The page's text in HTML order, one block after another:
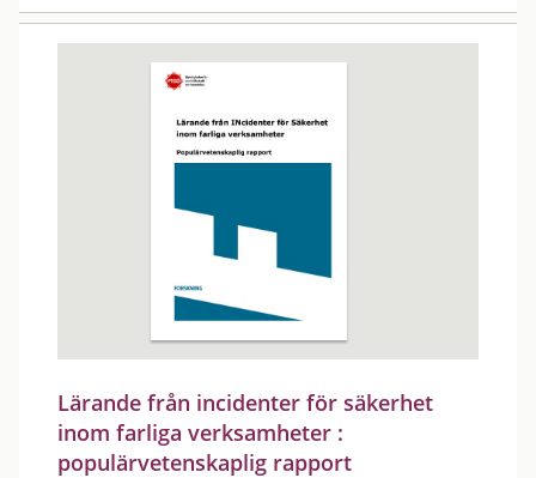
Lärande från incidenter för säkerhet
inom farliga verksamheter :
populärvetenskaplig rapport